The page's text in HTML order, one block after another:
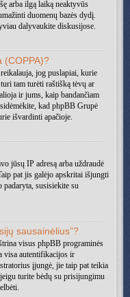
arba ilgą laiką neaktyvūs
duomenų bazės dydį.
dalyvaukite diskusijose.
(COPPA)?
jog puslapiai, kurie
tam turėti raštišką tėvų ar
ir jums, kaip bandančiam
kad phpBB Grupė
išvardinti apačioje.
jūsų IP adresą arba uždraudė
pat jis galėjo apskritai išjungti
susisiekite su
sausainėlius”?
visus phpBB programinės
visa autentifikacijos ir
įjungė, jie taip pat teikia
turite bėdų su prisijungimu